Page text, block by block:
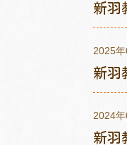
新羽
2025
新羽
2024
新羽